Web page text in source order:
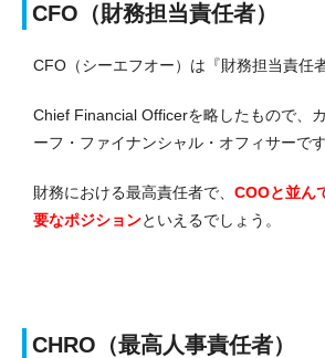
CFO（財務担当責任者）
CFO（シーエフオー）は『財務担当責任
Chief Financial Officerを略したもので、
ーフ・ファイナンシャル・オフィサーです
財務における最高責任者で、 COOと並ん
要なポジションといえるでしょう。
CHRO（最高人事責任者）